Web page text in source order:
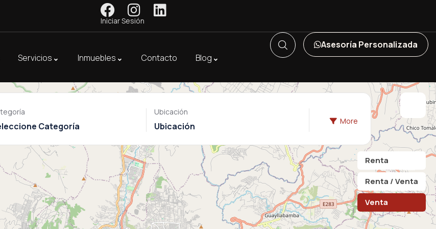
Iniciar Sesión
Servicios Inmuebles Contacto Blog
Asesoría Personalizada
Renta
Renta / Venta
Venta
Categoría
Ubicación
Ubicación More